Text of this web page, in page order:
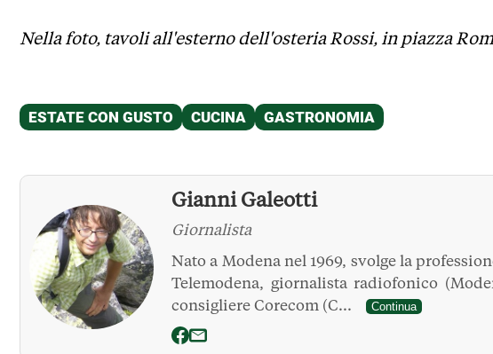
Nella foto, tavoli all'esterno dell'osteria Rossi, in piazza
Gianni Galeotti
Giornalista
Nato a Modena nel 1969, svolge la
Telemodena, giornalista radiofonico
consigliere Corecom (C...
Continua